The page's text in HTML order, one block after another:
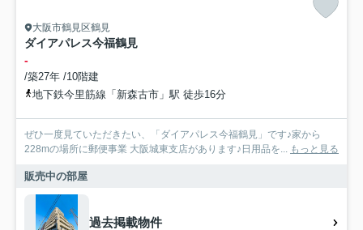
大阪市鶴見区鶴見
ダイアパレス今福鶴見
-
/築27年 /10階建
地下鉄今里筋線「新森古市」駅 徒歩16分
ぜひ一度見ていただきたい、「ダイアパレス今福鶴見」です♪家から
228mの場所に郵便事業 大阪城東支店があります♪日用品を...
もっと見る
販売中の部屋
過去掲載物件